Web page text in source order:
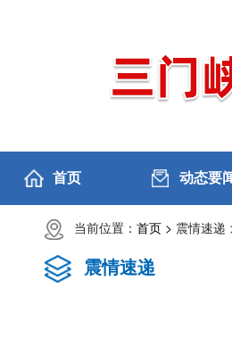
首页 动态要
当前位置： 首页 > 震情速递
震情速递